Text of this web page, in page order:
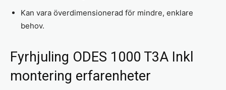
Kan vara överdimensionerad för mindre, enklare
behov.
Fyrhjuling ODES 1000 T3A Inkl
montering erfarenheter